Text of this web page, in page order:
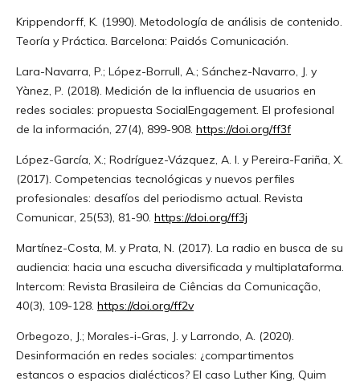
Krippendorff, K. (1990). Metodología de análisis de contenido.
Teoría y Práctica. Barcelona: Paidós Comunicación.
Lara-Navarra, P.; López-Borrull, A.; Sánchez-Navarro, J. y
Yànez, P. (2018). Medición de la influencia de usuarios en
redes sociales: propuesta SocialEngagement. El profesional
de la información, 27(4), 899-908. https://doi.org/ff3f
López-García, X.; Rodríguez-Vázquez, A. I. y Pereira-Fariña, X.
(2017). Competencias tecnológicas y nuevos perfiles
profesionales: desafíos del periodismo actual. Revista
Comunicar, 25(53), 81-90. https://doi.org/ff3j
Martínez-Costa, M. y Prata, N. (2017). La radio en busca de su
audiencia: hacia una escucha diversificada y multiplataforma.
Intercom: Revista Brasileira de Ciências da Comunicação,
40(3), 109-128. https://doi.org/ff2v
Orbegozo, J.; Morales-i-Gras, J. y Larrondo, A. (2020).
Desinformación en redes sociales: ¿compartimentos
estancos o espacios dialécticos? El caso Luther King, Quim